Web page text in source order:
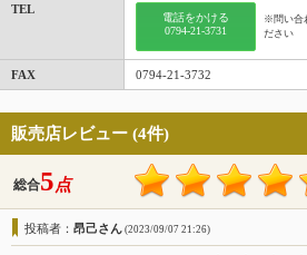
TEL
電話をかける
0794-21-3731
※問い合
ださい
FAX 0794-21-3732
販売店レビュー (4件)
総合5点
投稿者： 昂己さん (2023/09/07 21:26)